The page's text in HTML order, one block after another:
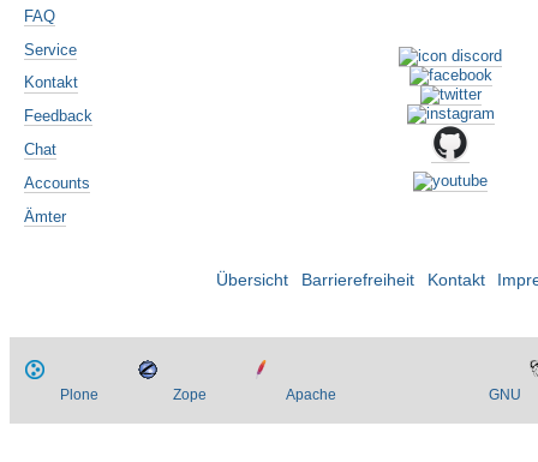
FAQ
Service
Kontakt
Feedback
Chat
Accounts
Ämter
Übersicht Barrierefreiheit Kontakt
Plone Zope Apache GNU